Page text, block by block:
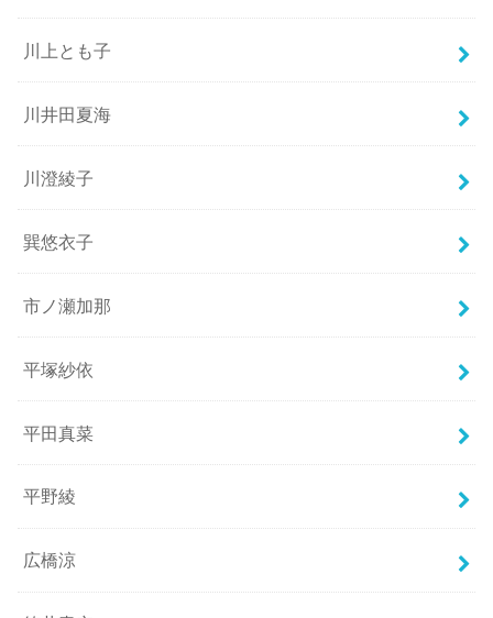
川上とも子
川井田夏海
川澄綾子
巽悠衣子
市ノ瀬加那
平塚紗依
平田真菜
平野綾
広橋涼